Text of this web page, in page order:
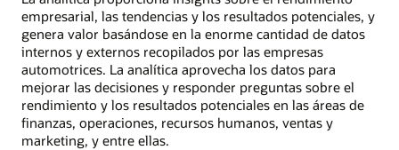
empresarial, las tendencias y los resultados potenciales, y
genera valor basándose en la enorme cantidad de datos
internos y externos recopilados por las empresas
automotrices. La analítica aprovecha los datos para
mejorar las decisiones y responder preguntas sobre el
rendimiento y los resultados potenciales en las áreas de
finanzas, operaciones, recursos humanos, ventas y
marketing, y entre ellas.